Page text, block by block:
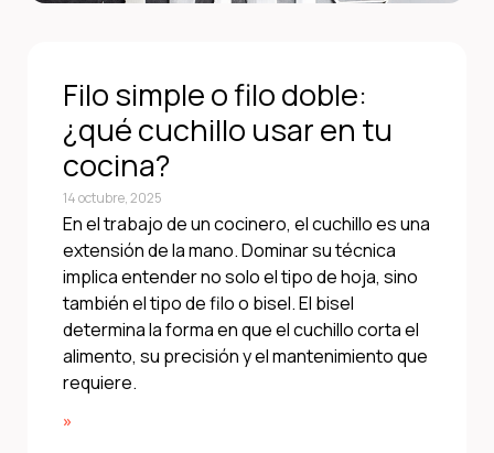
Filo simple o filo doble:
¿qué cuchillo usar en tu
cocina?
14 octubre, 2025
En el trabajo de un cocinero, el cuchillo es una
extensión de la mano. Dominar su técnica
implica entender no solo el tipo de hoja, sino
también el tipo de filo o bisel. El bisel
determina la forma en que el cuchillo corta el
alimento, su precisión y el mantenimiento que
requiere.
»